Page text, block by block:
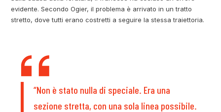
evidente. Secondo Ogier, il problema è arrivato in un tratto
stretto, dove tutti erano costretti a seguire la stessa traiettoria.
“Non è stato nulla di speciale. Era una
sezione stretta, con una sola linea possibile.